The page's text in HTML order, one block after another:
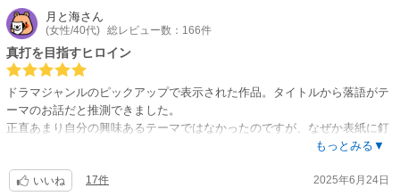
原作:末永裕樹、馬上鷹将（「週刊少年ジャンプ」集英社刊）
監督:渡辺歩 / 副監督:播摩優
キャラクターデザイン・総作画監督:田中紀衣 / サブキャラクターデザイ
ン・総作画監督:新田靖成 / 総作画監督:香川久 / 衣装デザイン:島沢ノリコ /
プロップデザイン:岩永悦宜 / 美術設定:多田周平 / 美術:纓田拓海 / 色彩設
計:合田沙織 / 撮影監督:中村雄太 / 編集:廣瀬清志 / 音響監督:小沼則義 / 音
楽:井筒昭雄 / 落語監修:林家木久彦 / 原画:田中紀衣 / 仕上げ:合田沙織 / 背
景:纓田拓海 / 2DW:川瀬紗織 / 撮影:中村雄
OP:桑田佳祐「人誑し / ひとたらし」 / ED:桑田佳祐「AKANE On My Mind
～饅頭こわい」
月と海さん
(女性/40代) 総レビュー数：166件
真打を目指すヒロイン
ドラマジャンルのピックアップで表示された作品。タイトルから落語がテ
ーマのお話だと推測できました。
正直あまり自分の興味あるテーマではなかったのですが、なぜか表紙に釘
ンから物語は始まります。
もっとみる▼
いいね 17件 2025年6月24日